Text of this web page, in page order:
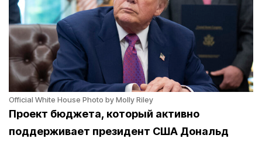
Official White House Photo by Molly Riley
Проект бюджета, который активно
поддерживает президент США Дональд